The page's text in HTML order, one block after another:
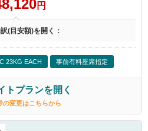
円
(目安額)を開く：
23KG EACH 事前有料座席指定
トプランを開く
の変更はこちらから